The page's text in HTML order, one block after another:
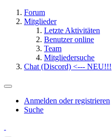
Forum
Mitglieder
Letzte Aktivitäten
Benutzer online
Team
Mitgliedersuche
Chat (Discord) <--- NEU!!!
Anmelden oder registrieren
Suche